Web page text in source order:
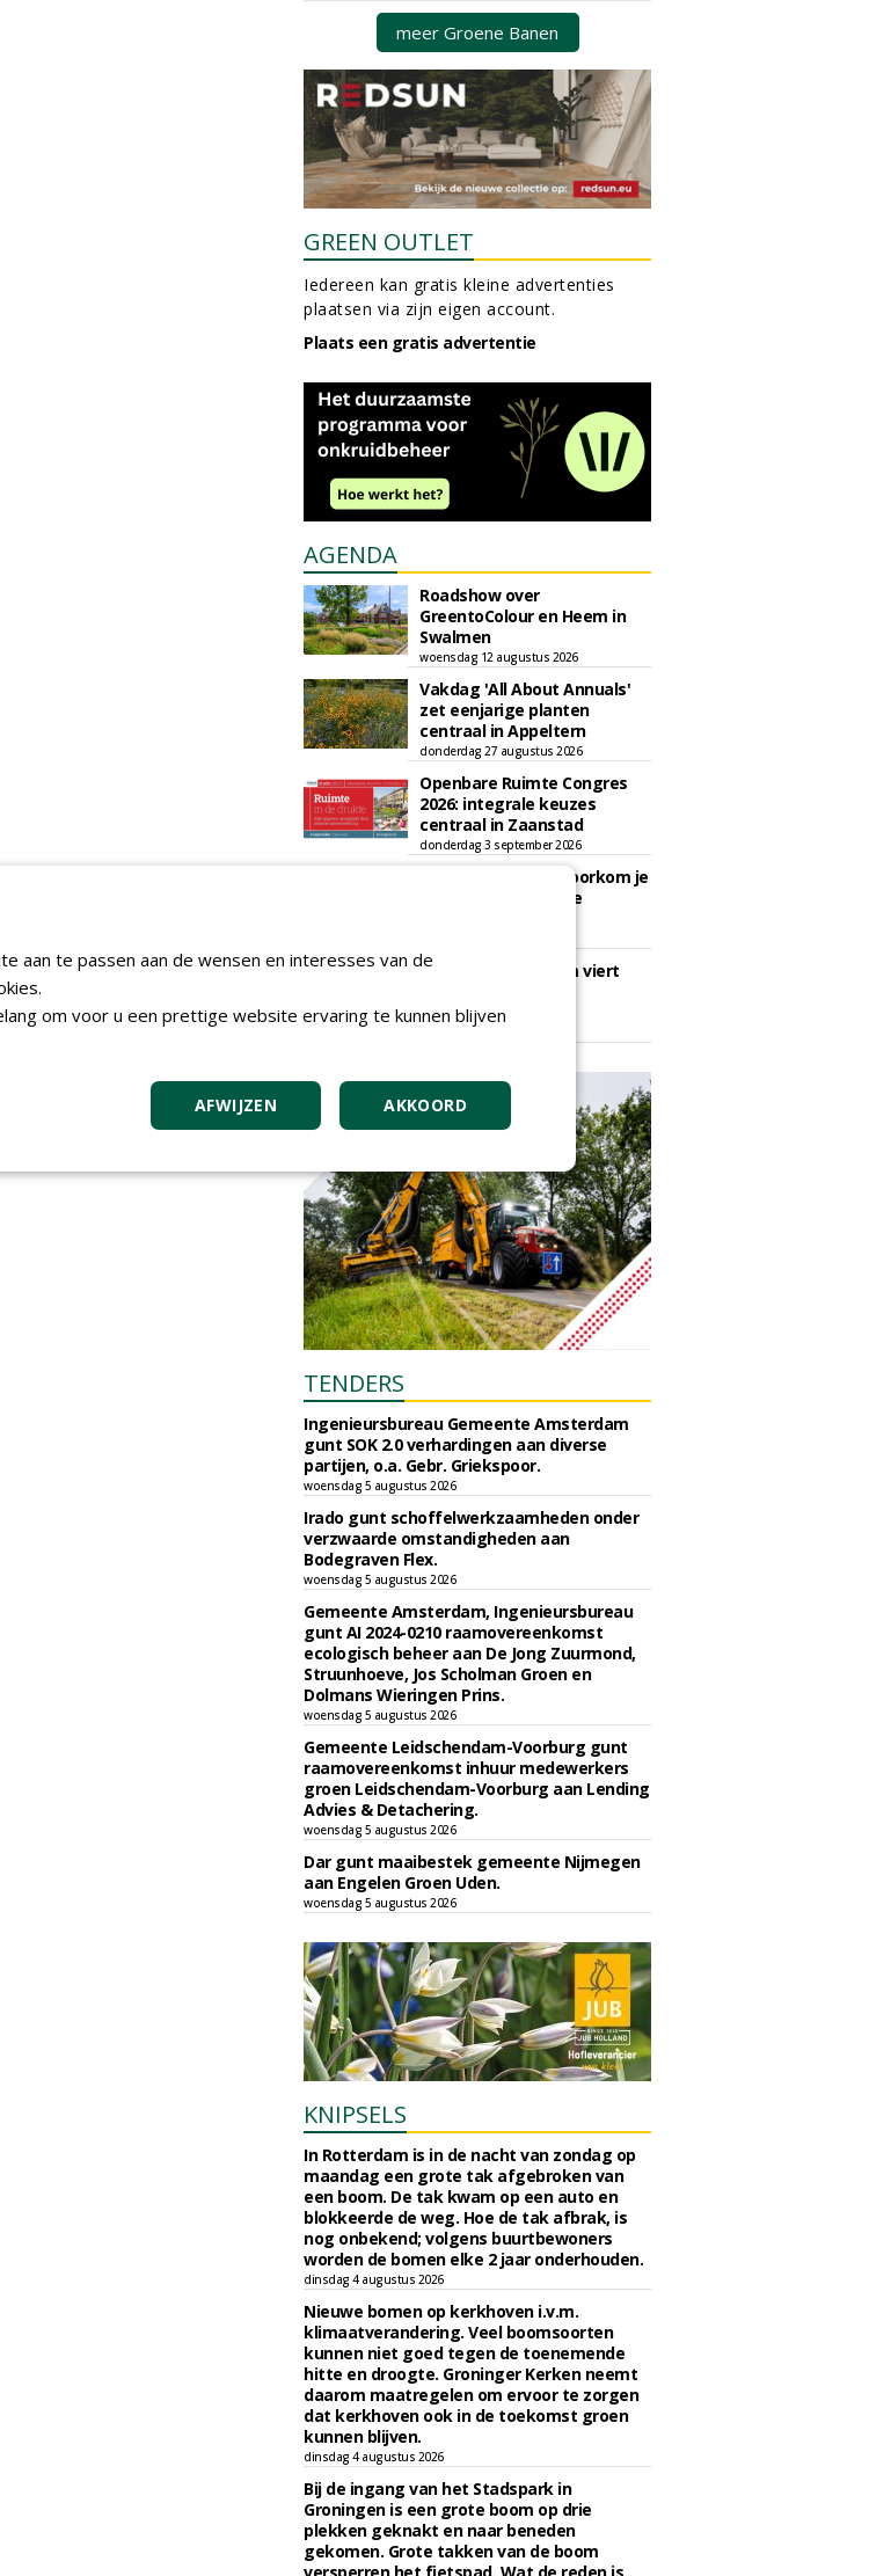
meer Groene Banen
GREEN OUTLET
Iedereen kan gratis kleine advertenties
plaatsen via zijn eigen account.
Plaats een gratis advertentie
AGENDA
Roadshow over
GreentoColour en Heem in
Swalmen
woensdag 12 augustus 2026
Vakdag 'All About Annuals'
zet eenjarige planten
centraal in Appeltern
donderdag 27 augustus 2026
Openbare Ruimte Congres
2026: integrale keuzes
centraal in Zaanstad
donderdag 3 september 2026
Lunchwebinar: zo voorkom je
dat natuurinclusieve
Rooftop Symposium viert
dakontwikkeling
TENDERS
Ingenieursbureau Gemeente Amsterdam
gunt SOK 2.0 verhardingen aan diverse
partijen, o.a. Gebr. Griekspoor.
woensdag 5 augustus 2026
Irado gunt schoffelwerkzaamheden onder
verzwaarde omstandigheden aan
Bodegraven Flex.
woensdag 5 augustus 2026
Gemeente Amsterdam, Ingenieursbureau
gunt AI 2024-0210 raamovereenkomst
ecologisch beheer aan De Jong Zuurmond,
Struunhoeve, Jos Scholman Groen en
Dolmans Wieringen Prins.
woensdag 5 augustus 2026
Gemeente Leidschendam-Voorburg gunt
raamovereenkomst inhuur medewerkers
groen Leidschendam-Voorburg aan Lending
Advies & Detachering.
woensdag 5 augustus 2026
Dar gunt maaibestek gemeente Nijmegen
aan Engelen Groen Uden.
woensdag 5 augustus 2026
KNIPSELS
In Rotterdam is in de nacht van zondag op
maandag een grote tak afgebroken van
een boom. De tak kwam op een auto en
blokkeerde de weg. Hoe de tak afbrak, is
nog onbekend; volgens buurtbewoners
worden de bomen elke 2 jaar onderhouden.
dinsdag 4 augustus 2026
Nieuwe bomen op kerkhoven i.v.m.
klimaatverandering. Veel boomsoorten
kunnen niet goed tegen de toenemende
hitte en droogte. Groninger Kerken neemt
daarom maatregelen om ervoor te zorgen
dat kerkhoven ook in de toekomst groen
kunnen blijven.
dinsdag 4 augustus 2026
Bij de ingang van het Stadspark in
Groningen is een grote boom op drie
plekken geknakt en naar beneden
gekomen. Grote takken van de boom
aan te passen aan de wensen en interesses van de
om voor u een prettige website ervaring te kunnen blijven
AKKOORD
AFWIJZEN